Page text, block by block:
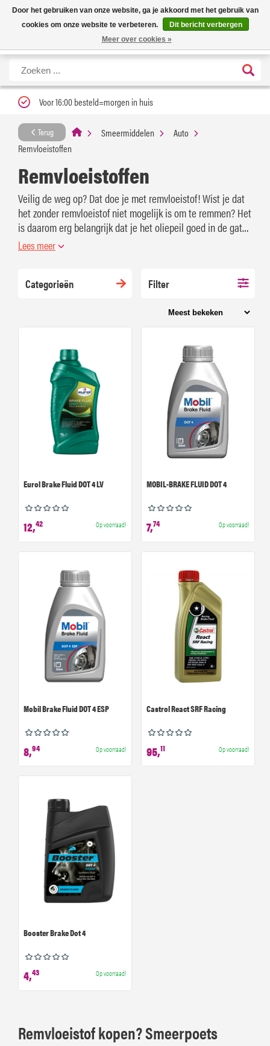
Nieuwe levertijd: 1 tot 3 werkdagen | Nu 25% korting op gehele assortiment
Carfume met kortingscode ''verfrissend''
X
Voor 16:00 besteld=morgen in huis
Terug Smeermiddelen
Auto
Remvloeistoffen
Remvloeistoffen
Veilig de weg op? Dat doe je met remvloeistof! Wist je dat
het zonder remvloeistof niet mogelijk is om te remmen? Het
is daarom erg belangrijk dat je het oliepeil goed in de gaten
houd en bijvult wanneer nodig. Bestel direct op
Lees meer
Categorieën Filter
Eurol Brake Fluid DOT 4 LV
12,42 Op voorraad!
MOBIL-BRAKE FLUID DOT 4
7,74 Op voorraad!
Mobil Brake Fluid DOT 4 ESP
8,94 Op voorraad!
Castrol React SRF Racing
95,11 Op voorraad!
Booster Brake Dot 4
4,43 Op voorraad!
Remvloeistof kopen? Smeerpoets
Door het gebruiken van onze website, ga je akkoord met het gebruik van
cookies om onze website te verbeteren.
Dit bericht verbergen
Meer over cookies »